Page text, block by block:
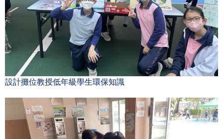
設計攤位教授低年級學生環保知識